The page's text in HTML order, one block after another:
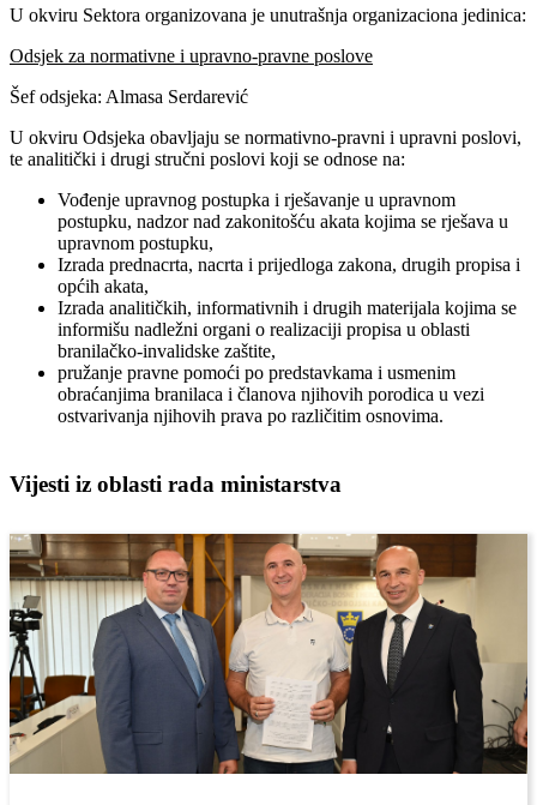
U okviru Sektora organizovana je unutrašnja organizaciona jedinica:
Odsjek za normativne i upravno-pravne poslove
Šef odsjeka: Almasa Serdarević
U okviru Odsjeka obavljaju se normativno-pravni i upravni poslovi,
te analitički i drugi stručni poslovi koji se odnose na:
Vođenje upravnog postupka i rješavanje u upravnom
postupku, nadzor nad zakonitošću akata kojima se rješava u
upravnom postupku,
Izrada prednacrta, nacrta i prijedloga zakona, drugih propisa i
općih akata,
Izrada analitičkih, informativnih i drugih materijala kojima se
informišu nadležni organi o realizaciji propisa u oblasti
branilačko-invalidske zaštite,
pružanje pravne pomoći po predstavkama i usmenim
obraćanjima branilaca i članova njihovih porodica u vezi
ostvarivanja njihovih prava po različitim osnovima.
Vijesti iz oblasti rada ministarstva